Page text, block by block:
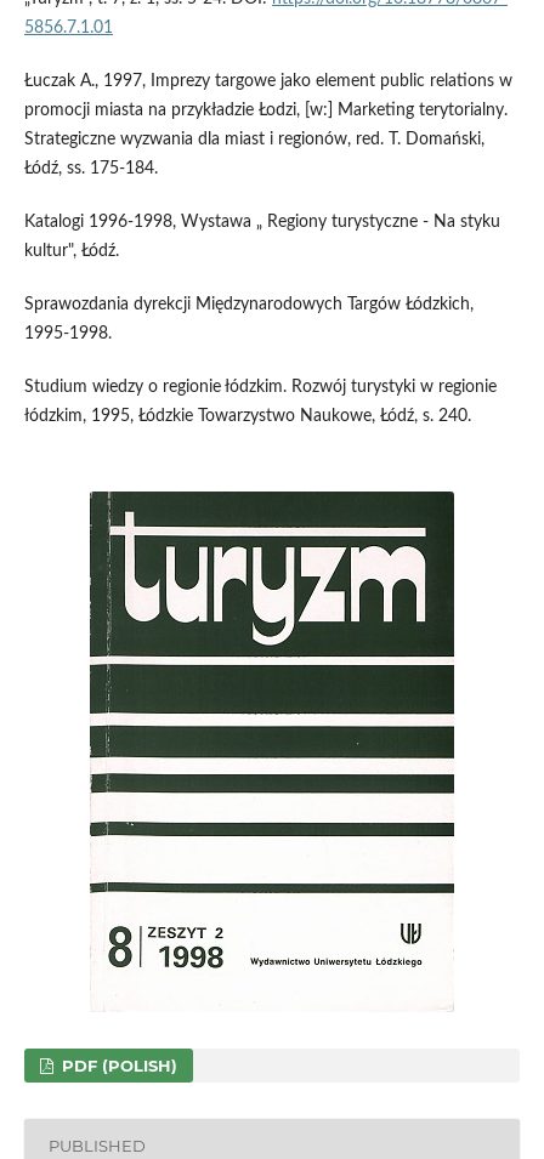
5856.7.1.01
Łuczak A., 1997, Imprezy targowe jako element public relations w
promocji miasta na przykładzie Łodzi, [w:] Marketing terytorialny.
Strategiczne wyzwania dla miast i regionów, red. T. Domański,
Łódź, ss. 175-184.
Katalogi 1996-1998, Wystawa „ Regiony turystyczne - Na styku
kultur", Łódź.
Sprawozdania dyrekcji Międzynarodowych Targów Łódzkich,
1995-1998.
Studium wiedzy o regionie łódzkim. Rozwój turystyki w regionie
łódzkim, 1995, Łódzkie Towarzystwo Naukowe, Łódź, s. 240.
PDF (POLISH)
PUBLISHED